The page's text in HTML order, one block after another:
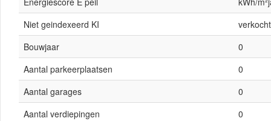
Niet geindexeerd KI
verkocht
Bouwjaar
0
Aantal parkeerplaatsen
0
Aantal garages
0
Aantal verdiepingen
0